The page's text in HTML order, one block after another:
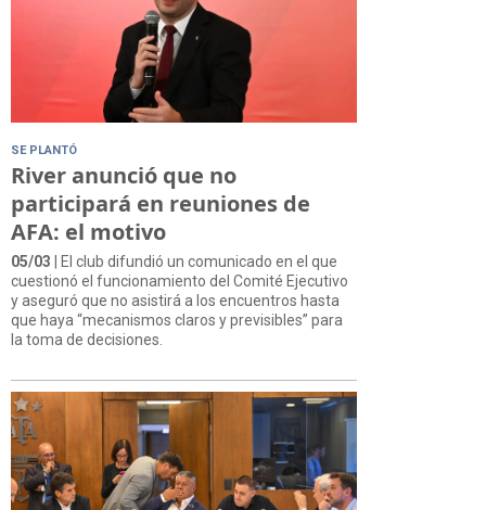
SE PLANTÓ
River anunció que no
participará en reuniones de
AFA: el motivo
05/03 | El club difundió un comunicado en el que
cuestionó el funcionamiento del Comité Ejecutivo
y aseguró que no asistirá a los encuentros hasta
que haya “mecanismos claros y previsibles” para
la toma de decisiones.